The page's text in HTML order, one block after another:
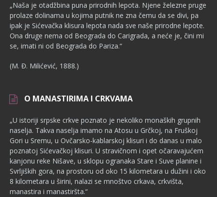
„Naša je otadžbina puna prirodnih lepota. Njene železne pruge
pro­laze dolinama u kojima putnik ne zna čemu da se divi, pa
ipak je Sićevačka klisura lepota nada sve naše prirodne lepote.
Ona druge nema od Beograda do Carigrada, a neće je, čini mi
se, imati ni od Beograda do Pariza.“
(M. Đ. Milićević, 1888.)
O MANASTIRIMA I CRKVAMA
„U istoriji srpske crkve poznato je nekoliko monaških grupnih
nase­lja. Takva naselja imamo na Atosu u Grčkoj, na Fruškoj
Gori u Sremu, u Ovčarsko-kablarskoj klisuri i do danas u malo
poznatoj Sićevačkoj klisu­ri. U stravičnom i opet očaravajućem
kanjonu reke Nišave, u sklopu ogranaka Stare i Suve planine i
Svrljiških gora, na prostoru od oko 15 kilometara u dužini i oko
8 kilometara u širini, nalazi se mnoštvo crka­va, crkvišta,
manastira i manastiršta.“